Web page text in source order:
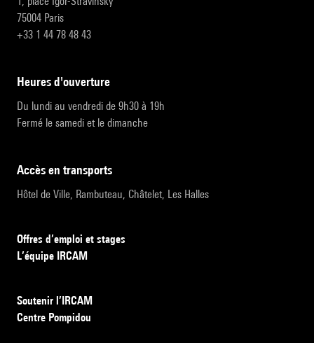
75004 Paris
+33 1 44 78 48 43
heures d'ouverture
Du lundi au vendredi de 9h30 à 19h
Fermé le samedi et le dimanche
accès en transports
Hôtel de Ville, Rambuteau, Châtelet, Les Halles
Offres d’emploi et stages
L’équipe IRCAM
Soutenir l’IRCAM
Centre Pompidou